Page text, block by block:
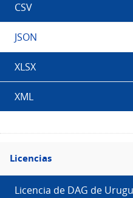
CSV
JSON
XLSX
XML
Filtro
Licencias
Licencias
Licencia de DAG de